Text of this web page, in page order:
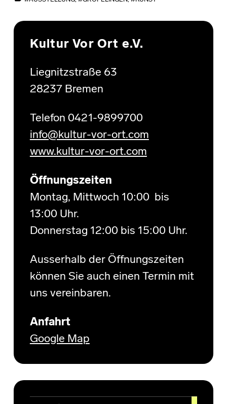
Skip back to main navigation
Kultur Vor Ort e.V.
Liegnitzstraße 63
28237 Bremen
Telefon 0421-9899700
info@kultur-vor-ort.com
www.kultur-vor-ort.com
Öffnungszeiten
Montag, Mittwoch 10:00 bis
13:00 Uhr.
Donnerstag 12:00 bis 15:00 Uhr.
Ausserhalb der Öffnungszeiten
können Sie auch einen Termin mit
uns vereinbaren.
Anfahrt
Google Map